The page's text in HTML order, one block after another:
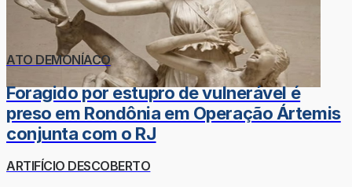
ATO DEMONÍACO
Foragido por estupro de vulnerável é
preso em Rondônia em Operação Ártemis
conjunta com o RJ
ARTIFÍCIO DESCOBERTO